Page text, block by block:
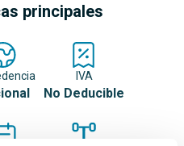
principales
IVA
No Deducible